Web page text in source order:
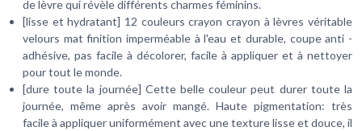
de lèvre qui révèle différents charmes féminins.
[lisse et hydratant] 12 couleurs crayon crayon à lèvres véritable
velours mat finition imperméable à l'eau et durable, coupe anti -
adhésive, pas facile à décolorer, facile à appliquer et à nettoyer
pour tout le monde.
[dure toute la journée] Cette belle couleur peut durer toute la
journée, même après avoir mangé. Haute pigmentation: très
facile à appliquer uniformément avec une texture lisse et douce, il